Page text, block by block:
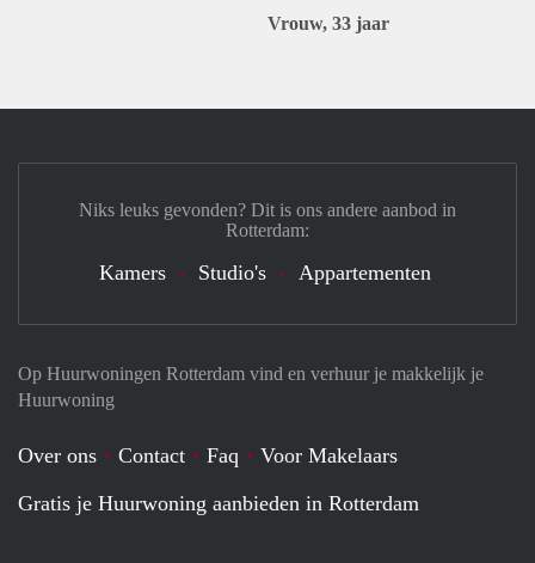
Vrouw, 33 jaar
Op Huurwoningen Rotterdam vind en verhuur je makkelijk je
Huurwoning
Over ons Contact Faq
Voor Makelaars
Gratis je Huurwoning aanbieden in Rotterdam
Niks leuks gevonden? Dit is ons andere aanbod in
Rotterdam:
Kamers Studio's Appartementen